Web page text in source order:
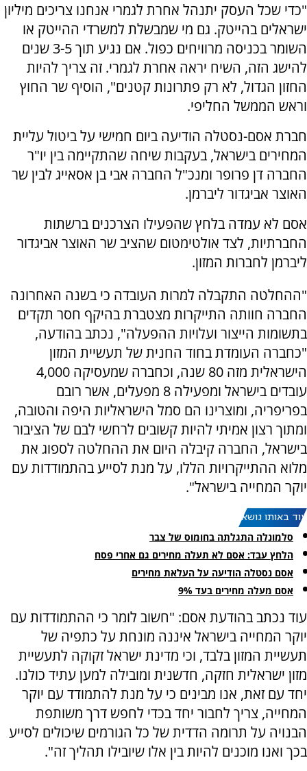
"כדי שכל העסק יתנהל אחרת לגמרי אנחנו צריכים מיליון
ישראלים בהייטק. גם מי שמבשלת למשרדי ההייטק או
השומר בכניסה מרוויחים כפול. אם נגיע תוך 3-5 שנים
להישג הזה, השיח יראה אחרת לגמרי. זה צריך להיות
החזון הגדול, לא רק פתרונות קטנים", הוסיף שר החוץ
וראש הממשל החליפי.
חברת אסם-נסטלה הודיעה ביום חמישי על ביטול עליית
המחירים בישראל, בעקבות שיחה שהתקיימה בין יו"ר
החברה דן פרופר ומנכ"ל החברה אבי בן אסאייג לבין שר
האוצר אביגדור ליברמן.
אסם לא עמדה בלחץ שהפעילו הצרכנים ברשתות
החברתיות, לצד אולטימטום שהציב שר האוצר אביגדור
ליברמן לחברות המזון.
"ההחלטה התקבלה למרות העובדה כי בשנה האחרונה
החברה חוותה התייקרות מצטברת בהיקף חסר תקדים
בתשומות הייצור ועלויות ההפעלה", נכתב בהודעה,
"כחברה העומדת בחוד החנית של תעשיית המזון
הישראלית מזה 80 שנה, וכחברה שמעסיקה 4,000
עובדים בישראל ומפעילה 8 מפעלים, אשר רובם
בפריפריה, ומוצרינו הם סמל הישראליות היפה והטובה,
ומתוך רצון אמיתי להיות קשובים לרחשי לבם של הציבור
בישראל, החברה קיבלה היום את ההחלטה לספוג את
מלוא ההתייקרויות הללו, על מנת לסייע בהתמודדות עם
יוקר המחייה בישראל".
עוד באותו נושא:
סלמונלה התגלתה בחומוס של צבר
הלחץ עבד: אסם לא תעלה מחירים גם אחרי פסח
אסם נסטלה הודיעה על העלאת מחירים
אסם מעלה מחירים בעד 9%
עוד נכתב בהודעת אסם: "חשוב לומר כי ההתמודדות עם
יוקר המחייה בישראל איננה מונחת על כתפיה של
תעשיית המזון בלבד, וכי מדינת ישראל זקוקה לתעשיית
מזון ישראלית חזקה, חדשנית ומובילה למען עתיד כולנו.
יחד עם זאת, אנו מבינים כי על מנת להתמודד עם יוקר
המחייה, צריך לחבור יחד בכדי לחפש דרך משותפת
הבנויה על תרומה הדדית של כל הגורמים שיכולים לסייע
בכך ואנו מוכנים להיות בין אלו שיובילו תהליך זה".